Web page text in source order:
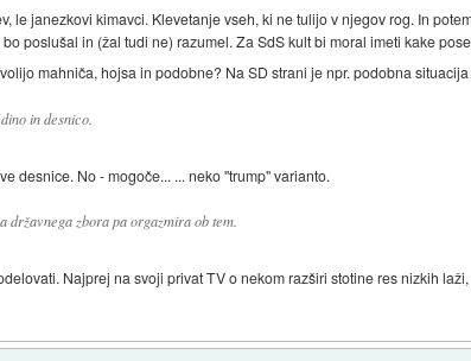
le janezkovi kimavci. Klevetanje vseh, ki ne tulijo v njegov rog. In
poslušal in (žal tudi ne) razumel. Za SdS kult bi moral imeti kake
mahniča, hojsa in podobne? Na SD strani je npr. podobna
in desnico.
desnice. No - mogoče... ... neko "trump" varianto.
državnega zbora pa orgazmira ob tem.
Najprej na svoji privat TV o nekom razširi stotine res nizkih